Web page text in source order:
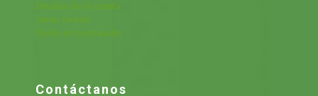
Detalles de la cuenta
Cerrar Sesión
Olvide mi contraseña
Contáctanos